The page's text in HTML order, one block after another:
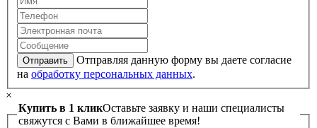
Отправить
Отправляя данную форму вы даете согласие
на обработку персональных данных.
×
Купить в 1 кликОставьте заявку и наши специалисты
свяжутся с Вами в ближайшее время!